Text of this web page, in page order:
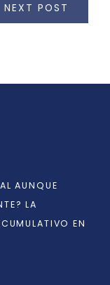
NEXT POST
AUNQUE
LA
EN